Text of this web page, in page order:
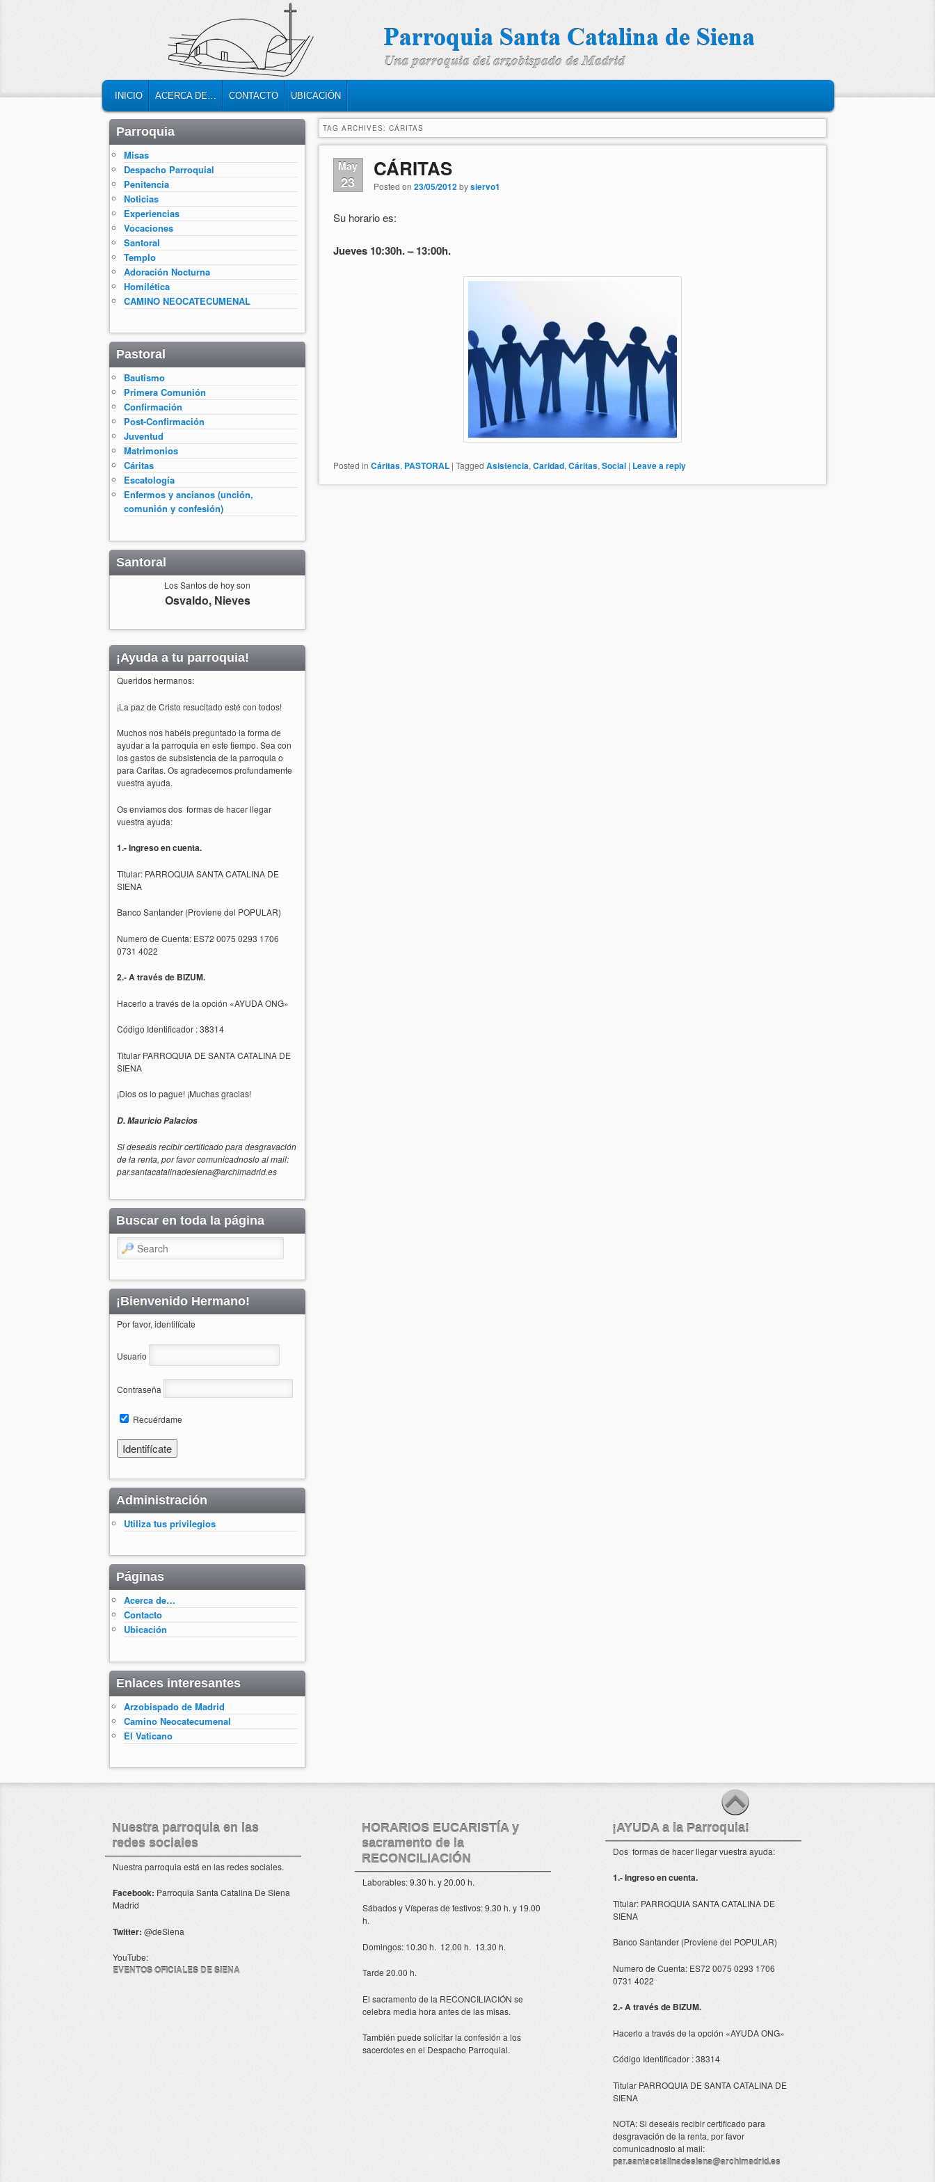
SKIP TO PRIMARY CONTENT
SKIP TO SECONDARY CONTENT
INICIO ACERCA DE… CONTACTO UBICACIÓN
TAG ARCHIVES: CÁRITAS
May
23
CÁRITAS
Posted on 23/05/2012bysiervo1
Su horario es:
Jueves 10:30h. – 13:00h.
Posted in Cáritas, PASTORAL | Tagged Asistencia, Caridad, Cáritas, Social | Leave a reply
Parroquia
Misas
Despacho Parroquial
Penitencia
Noticias
Experiencias
Vocaciones
Santoral
Templo
Adoración Nocturna
Homilética
CAMINO NEOCATECUMENAL
Pastoral
Bautismo
Primera Comunión
Confirmación
Post-Confirmación
Juventud
Matrimonios
Cáritas
Escatología
Enfermos y ancianos (unción,
comunión y confesión)
Santoral
Los Santos de hoy son
Osvaldo, Nieves
¡Ayuda a tu parroquia!
Queridos hermanos:
¡La paz de Cristo resucitado esté con todos!
Muchos nos habéis preguntado la forma de
ayudar a la parroquia en este tiempo. Sea con
los gastos de subsistencia de la parroquia o
para Caritas. Os agradecemos profundamente
vuestra ayuda.
Os enviamos dos formas de hacer llegar
vuestra ayuda:
1.- Ingreso en cuenta.
Titular: PARROQUIA SANTA CATALINA DE
SIENA
Banco Santander (Proviene del POPULAR)
Numero de Cuenta: ES72 0075 0293 1706
0731 4022
2.- A través de BIZUM.
Hacerlo a través de la opción «AYUDA ONG»
Código Identificador : 38314
Titular PARROQUIA DE SANTA CATALINA DE
SIENA
¡Dios os lo pague! ¡Muchas gracias!
D. Mauricio Palacios
Si deseáis recibir certificado para desgravación
de la renta, por favor comunicadnoslo al mail:
par.santacatalinadesiena@archimadrid.es
Buscar en toda la página
Search
¡Bienvenido Hermano!
Por favor, identifícate
Usuario
Contraseña
Recuérdame
Administración
Utiliza tus privilegios
Páginas
Acerca de…
Contacto
Ubicación
Enlaces interesantes
Arzobispado de Madrid
Camino Neocatecumenal
El Vaticano
Nuestra parroquia en las
redes sociales
Nuestra parroquia está en las redes sociales.
Facebook: Parroquia Santa Catalina De Siena
Madrid
Twitter: @deSiena
YouTube:
EVENTOS OFICIALES DE SIENA
HORARIOS EUCARISTÍA y
sacramento de la
RECONCILIACIÓN
Laborables: 9.30 h. y 20.00 h.
Sábados y Vísperas de festivos: 9.30 h. y 19.00
h.
Domingos: 10.30 h. 12.00 h. 13.30 h.
Tarde 20.00 h.
El sacramento de la RECONCILIACIÓN se
celebra media hora antes de las misas.
También puede solicitar la confesión a los
sacerdotes en el Despacho Parroquial.
¡AYUDA a la Parroquia!
Dos formas de hacer llegar vuestra ayuda:
1.- Ingreso en cuenta.
Titular: PARROQUIA SANTA CATALINA DE
SIENA
Banco Santander (Proviene del POPULAR)
Numero de Cuenta: ES72 0075 0293 1706
0731 4022
2.- A través de BIZUM.
Hacerlo a través de la opción «AYUDA ONG»
Código Identificador : 38314
Titular PARROQUIA DE SANTA CATALINA DE
SIENA
NOTA: Si deseáis recibir certificado para
desgravación de la renta, por favor
comunicadnoslo al mail:
par.santacatalinadesiena@archimadrid.es